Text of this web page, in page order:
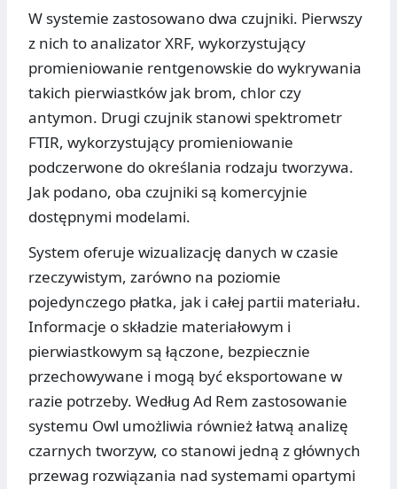
W systemie zastosowano dwa czujniki. Pierwszy
z nich to analizator XRF, wykorzystujący
promieniowanie rentgenowskie do wykrywania
takich pierwiastków jak brom, chlor czy
antymon. Drugi czujnik stanowi spektrometr
FTIR, wykorzystujący promieniowanie
podczerwone do określania rodzaju tworzywa.
Jak podano, oba czujniki są komercyjnie
dostępnymi modelami.
System oferuje wizualizację danych w czasie
rzeczywistym, zarówno na poziomie
pojedynczego płatka, jak i całej partii materiału.
Informacje o składzie materiałowym i
pierwiastkowym są łączone, bezpiecznie
przechowywane i mogą być eksportowane w
razie potrzeby. Według Ad Rem zastosowanie
systemu Owl umożliwia również łatwą analizę
czarnych tworzyw, co stanowi jedną z głównych
przewag rozwiązania nad systemami opartymi